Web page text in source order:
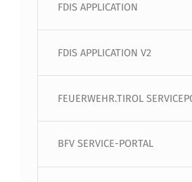
FDIS APPLICATION
FDIS APPLICATION V2
FEUERWEHR.TIROL
BFV SERVICE-PORTAL